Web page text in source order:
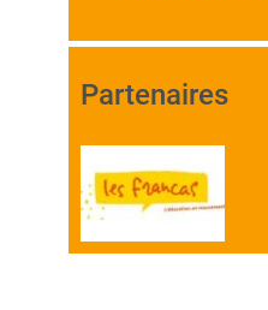
Partenaires